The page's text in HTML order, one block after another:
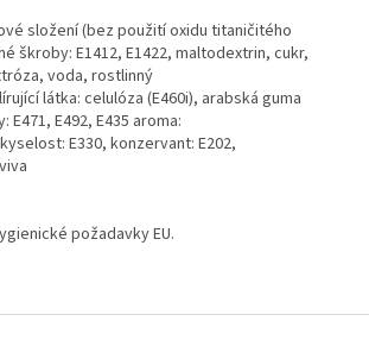
složení (bez použití oxidu titaničitého
škroby: E1412, E1422, maltodextrin, cukr,
voda, rostlinný
látka: celulóza (E460i), arabská guma
E471, E492, E435 aroma:
E330, konzervant: E202,
požadavky EU.